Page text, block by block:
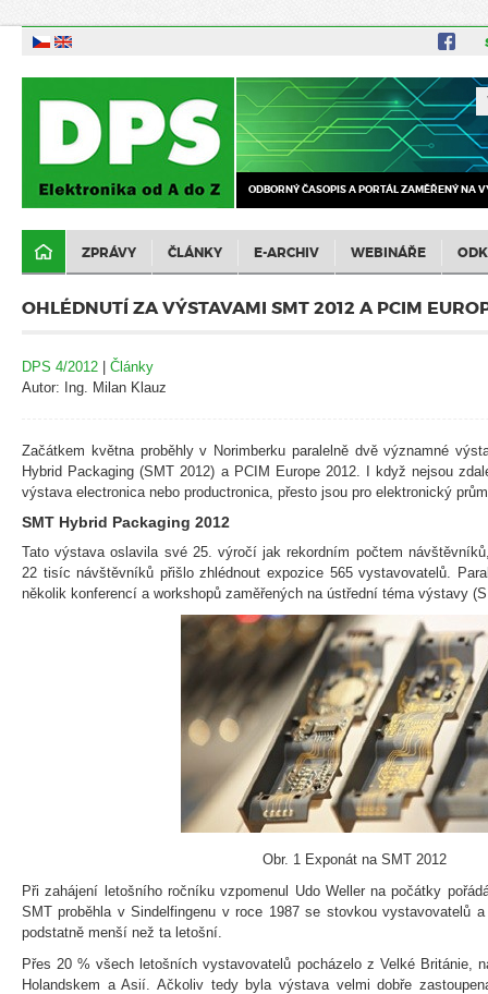
ODBORNÝ ČASOPIS A PORTÁL ZAMĚŘENÝ NA
ZPRÁVY ČLÁNKY E-ARCHIV WEBINÁŘE
OHLÉDNUTÍ ZA VÝSTAVAMI SMT 2012 A PCIM
DPS 4/2012 | Články
Autor: Ing. Milan Klauz
Začátkem května proběhly v Norimberku paralelně dvě významné
Hybrid Packaging (SMT 2012) a PCIM Europe 2012. I když nejsou
výstava electronica nebo productronica, přesto jsou pro elektronický
SMT Hybrid Packaging 2012
Tato výstava oslavila své 25. výročí jak rekordním počtem
22 tisíc návštěvníků přišlo zhlédnout expozice 565 vystavovatelů.
několik konferencí a workshopů zaměřených na ústřední téma výstavy
Obr. 1 Exponát na SMT 2012
Při zahájení letošního ročníku vzpomenul Udo Weller na počátky
SMT proběhla v Sindelfingenu v roce 1987 se stovkou vystavovatelů
podstatně menší než ta letošní.
Přes 20 % všech letošních vystavovatelů pocházelo z Velké Británie,
Holandskem a Asií. Ačkoliv tedy byla výstava velmi dobře